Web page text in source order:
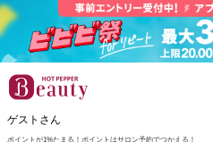
ゲストさん
ポイントが1%たまる！ ポイントはサロン予約でつかえる！